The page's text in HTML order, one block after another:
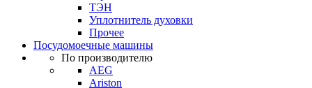
ТЭН
Уплотнитель духовки
Прочее
Посудомоечные машины
По производителю
AEG
Ariston